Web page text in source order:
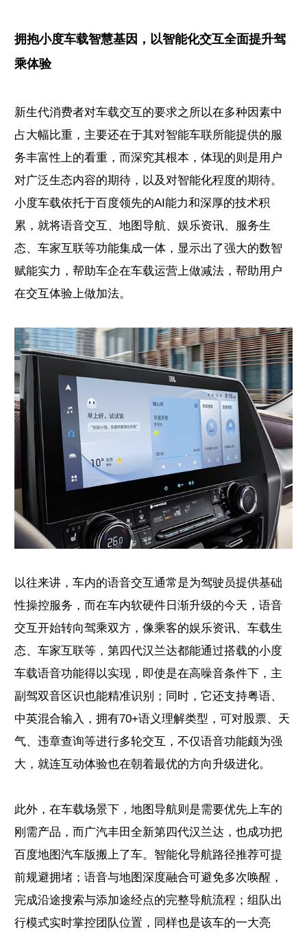
拥抱小度车载智慧基因，以智能化交互全面提升驾
乘体验
新生代消费者对车载交互的要求之所以在多种因素中
占大幅比重，主要还在于其对智能车联所能提供的服
务丰富性上的看重，而深究其根本，体现的则是用户
对广泛生态内容的期待，以及对智能化程度的期待。
小度车载依托于百度领先的AI能力和深厚的技术积
累，就将语音交互、地图导航、娱乐资讯、服务生
态、车家互联等功能集成一体，显示出了强大的数智
赋能实力，帮助车企在车载运营上做减法，帮助用户
在交互体验上做加法。
以往来讲，车内的语音交互通常是为驾驶员提供基础
性操控服务，而在车内软硬件日渐升级的今天，语音
交互开始转向驾乘双方，像乘客的娱乐资讯、车载生
态、车家互联等，第四代汉兰达都能通过搭载的小度
车载语音功能得以实现，即使是在高噪音条件下，主
副驾双音区识也能精准识别；同时，它还支持粤语、
中英混合输入，拥有70+语义理解类型，可对股票、天
气、违章查询等进行多轮交互，不仅语音功能颇为强
大，就连互动体验也在朝着最优的方向升级进化。
此外，在车载场景下，地图导航则是需要优先上车的
刚需产品，而广汽丰田全新第四代汉兰达，也成功把
百度地图汽车版搬上了车。智能化导航路径推荐可提
前规避拥堵；语音与地图深度融合可避免多次唤醒，
完成沿途搜索与添加途经点的完整导航流程；组队出
行模式实时掌控团队位置，同样也是该车的一大亮